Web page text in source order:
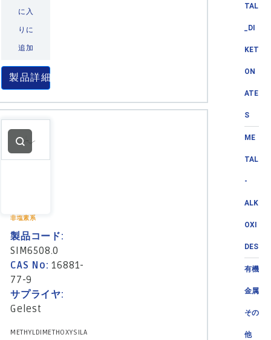
TAL
_DI
KET
ON
ATE
S
ME
TAL
-
ALK
OXI
DES
有機
金属
その
他
に入
りに
追加
製品詳細
非塩素系
製品コード:
SIM6508.0
CAS No:16881-
77-9
サプライヤ:
Gelest
METHYLDIMETHOXYSILA